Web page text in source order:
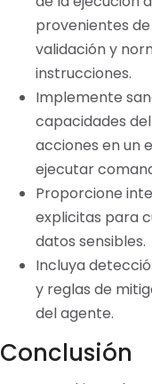
provenientes
validación y
instrucciones.
Implemente
capacidades
acciones en un
ejecutar
Proporcione
explicitas para
datos sensibles.
Incluya
y reglas de
del agente.
Conclusión